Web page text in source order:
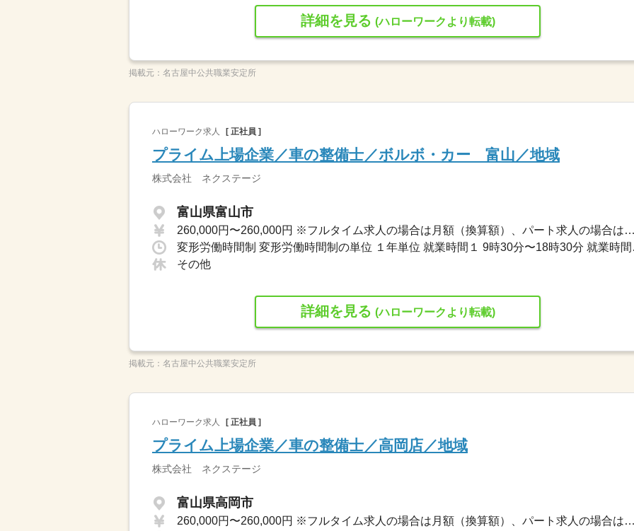
詳細を見る (ハローワークより転載)
掲載元： 名古屋中公共職業安定所
ハローワーク求人 [ 正社員 ]
プライム上場企業／車の整備士／ボルボ・カー 富山／地域
株式会社 ネクステージ
富山県富山市
260,000円〜260,000円 ※フルタイム求人の場合は月額（換算額）、パート求人の場合は時間額を表示しています。
変形労働時
その他
詳細を見る (ハローワークより転載)
掲載元： 名古屋中公共職業安定所
ハローワーク求人 [ 正社員 ]
プライム上場企業／車の整備士／高岡店／地域
株式会社 ネクステージ
富山県高岡市
260,000円〜260,000円 ※フルタイム求人の場合は月額（換算額）、パート求人の場合は時間額を表示しています。